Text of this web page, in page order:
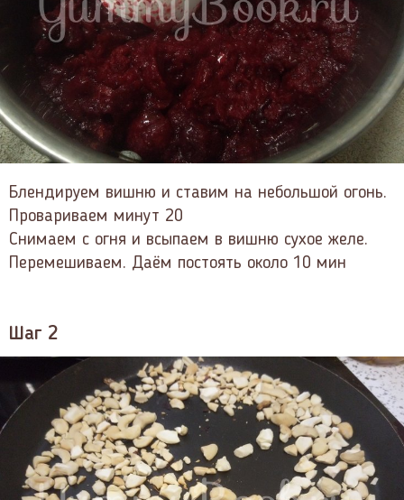
Блендируем вишню и ставим на небольшой огонь.
Провариваем минут 20
Снимаем с огня и всыпаем в вишню сухое желе.
Перемешиваем. Даём постоять около 10 мин
Шаг 2